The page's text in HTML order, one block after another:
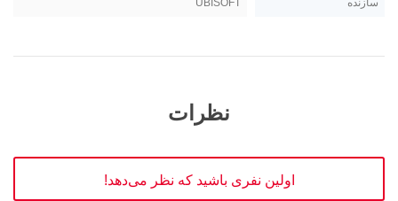
سازنده UBISOFT
نظرات
اولین نفری باشید که نظر می‌دهد!